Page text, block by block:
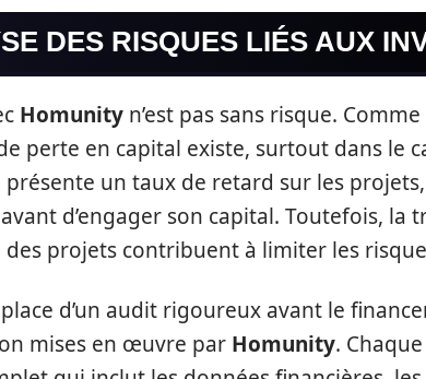
DES RISQUES LIÉS AUX
Homunity n’est pas sans risque.
perte en capital existe, surtout dans le
un taux de retard sur les
d’engager son capital. Toutefois, la
des projets contribuent à limiter les
d’un audit rigoureux avant le
mises en œuvre par Homunity.